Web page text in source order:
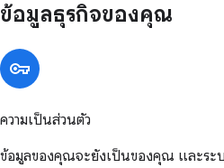
ข้อมูลธุรกิจของคุณ
ความเป็นส่วนตัว
ข้อมูลของคุณจะยังเป็นของคุณ และระ